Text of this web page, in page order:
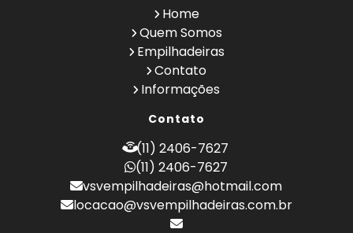
Aluguel de Empilhadeiras Eletricas
Conserto de Empilhadeira
Contrato de Locação de Empilhadeira
Empilhadeira a Combustão
Empilhadeira a Combustão Hyster
Empilhadeira Hyster
Empilhadeira Hyster Preço
Empilhadeira Locação
Empilhadeira Toyota
Empresa de Empilhadeira
Empresa de Locação de Empilhadeira
Empresa de Manutenção de Empilhadeira
Home
Quem Somos
Empilhadeiras
Contato
Informações
Contato
(11) 2406-7627
(11) 2406-7627
vsvempilhadeiras@hotmail.com
locacao@vsvempilhadeiras.com.br